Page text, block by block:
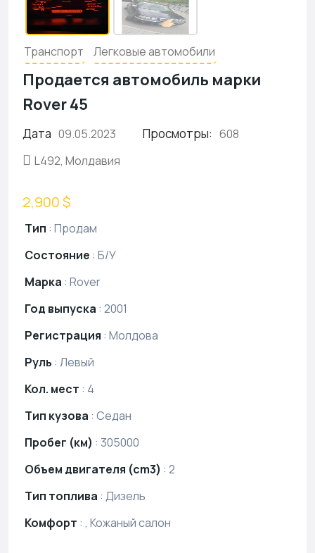
Транспорт Легковые автомобили
Продается автомобиль марки
Rover 45
Дата 09.05.2023 Просмотры: 608
L492, Молдавия
2,900 $
Тип : Продам
Состояние : Б/У
Марка : Rover
Год выпуска : 2001
Регистрация : Молдова
Руль : Левый
Кол. мест : 4
Тип кузова : Седан
Пробег (км) : 305000
Объем двигателя (cm3) : 2
Тип топлива : Дизель
Комфорт : , Кожаный салон